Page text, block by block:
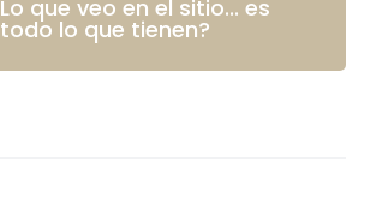
Lo que veo en el sitio... es
todo lo que tienen?